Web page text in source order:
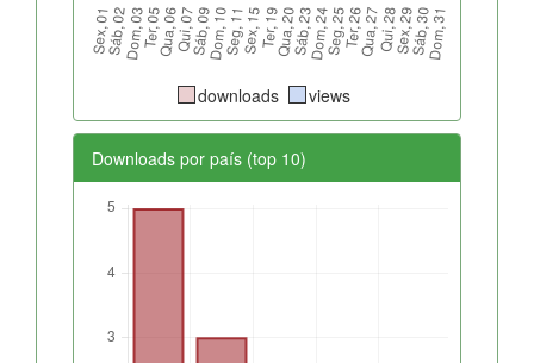
downloads views
Downloads por país (top 10)